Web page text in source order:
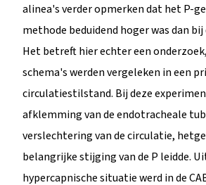
alinea's verder opmerken dat het P-
methode beduidend hoger was dan
Het betreft hier echter een
schema's werden vergeleken in een
circulatiestilstand. Bij deze
afklemming van de endotracheale
verslechtering van de circulatie,
belangrijke stijging van de P leidde.
hypercapnische situatie werd in de